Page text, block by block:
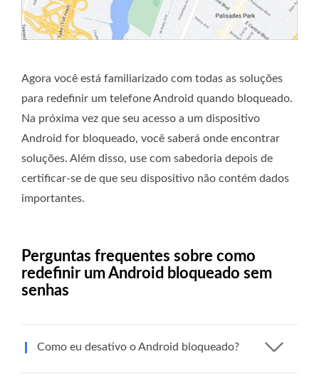
Agora você está familiarizado com todas as soluções
para redefinir um telefone Android quando bloqueado.
Na próxima vez que seu acesso a um dispositivo
Android for bloqueado, você saberá onde encontrar
soluções. Além disso, use com sabedoria depois de
certificar-se de que seu dispositivo não contém dados
importantes.
Perguntas frequentes sobre como
redefinir um Android bloqueado sem
senhas
Como eu desativo o Android bloqueado?